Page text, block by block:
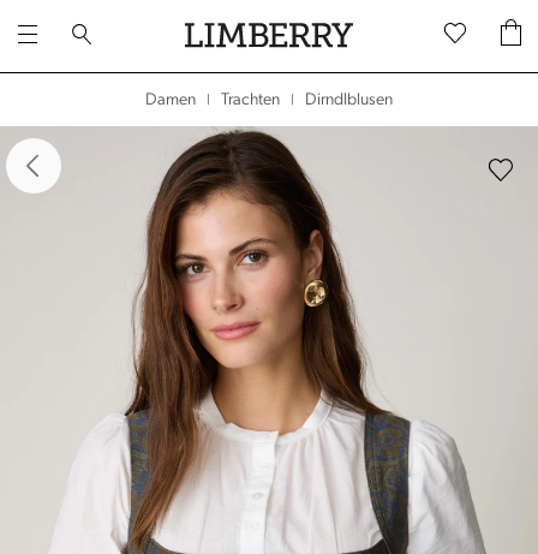
Damen Trachten Dirndlblusen
überspringen